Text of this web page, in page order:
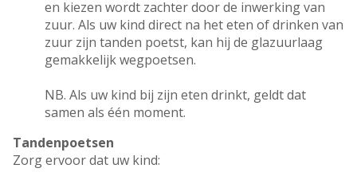
en kiezen wordt zachter door de inwerking van
zuur. Als uw kind direct na het eten of drinken van
zuur zijn tanden poetst, kan hij de glazuurlaag
gemakkelijk wegpoetsen.
NB. Als uw kind bij zijn eten drinkt, geldt dat
samen als één moment.
Tandenpoetsen
Zorg ervoor dat uw kind: